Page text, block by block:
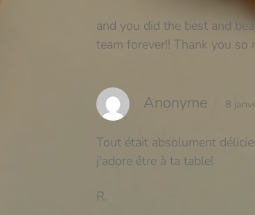
and you did the best and
team forever!! Thank you so
Anonyme 8
Tout était absolument
j'adore être à ta table!
R.